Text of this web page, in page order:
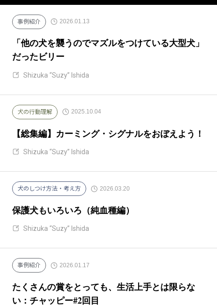
事例紹介 2026.01.13
「他の犬を襲うのでマズルをつけている大型犬」
だったビリー
Shizuka “Suzy” Ishida
犬の行動理解 2025.10.04
【総集編】カーミング・シグナルをおぼえよう！
Shizuka “Suzy” Ishida
犬のしつけ方法・考え方 2026.03.20
保護犬もいろいろ（純血種編）
Shizuka “Suzy” Ishida
事例紹介 2026.01.17
たくさんの賞をとっても、生活上手とは限らな
い：チャッピー#2回目